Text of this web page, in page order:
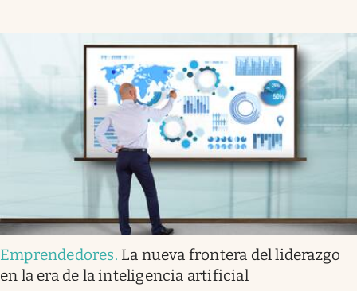
Emprendedores. La nueva frontera del liderazgo
en la era de la inteligencia artificial